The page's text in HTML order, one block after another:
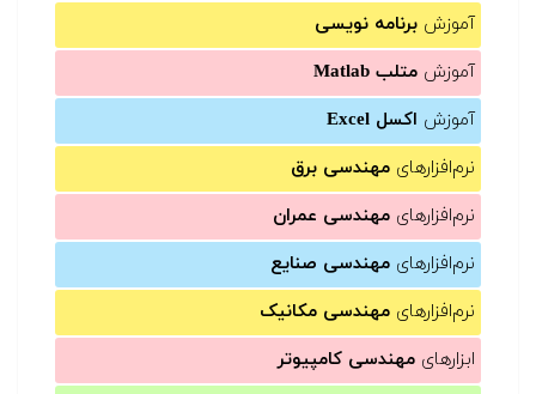
آموزش برنامه نویسی
آموزش متلب Matlab
آموزش اکسل Excel
نرم‌افزارهای مهندسی برق
نرم‌افزارهای مهندسی عمران
نرم‌افزارهای مهندسی صنایع
نرم‌افزارهای مهندسی مکانیک
ابزارهای مهندسی کامپیوتر